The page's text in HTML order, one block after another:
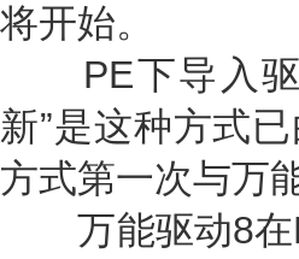
将开始。
PE下导入驱
新”是这种方式
方式第一次与万
万能驱动8在